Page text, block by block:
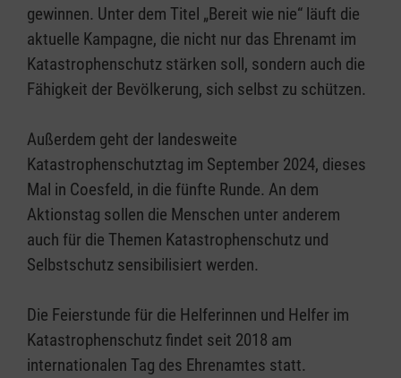
gewinnen. Unter dem Titel „Bereit wie nie“ läuft die
aktuelle Kampagne, die nicht nur das Ehrenamt im
Katastrophenschutz stärken soll, sondern auch die
Fähigkeit der Bevölkerung, sich selbst zu schützen.
Außerdem geht der landesweite
Katastrophenschutztag im September 2024, dieses
Mal in Coesfeld, in die fünfte Runde. An dem
Aktionstag sollen die Menschen unter anderem
auch für die Themen Katastrophenschutz und
Selbstschutz sensibilisiert werden.
Die Feierstunde für die Helferinnen und Helfer im
Katastrophenschutz findet seit 2018 am
internationalen Tag des Ehrenamtes statt.